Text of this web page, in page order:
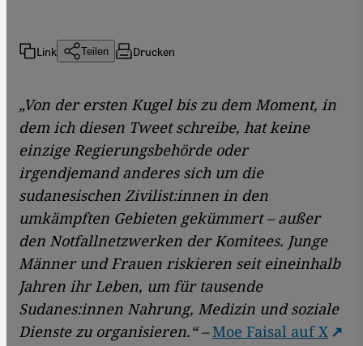
Link Teilen Drucken
„Von der ersten Kugel bis zu dem Moment, in
dem ich diesen Tweet schreibe, hat keine
einzige Regierungsbehörde oder
irgendjemand anderes sich um die
sudanesischen Zivilist:innen in den
umkämpften Gebieten gekümmert – außer
den Notfallnetzwerken der Komitees. Junge
Männer und Frauen riskieren seit eineinhalb
Jahren ihr Leben, um für tausende
Sudanes:innen Nahrung, Medizin und soziale
Dienste zu organisieren.“ – Moe Faisal auf X